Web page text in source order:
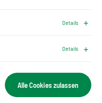
B
e
Details
Details
Alle Cookies zulassen